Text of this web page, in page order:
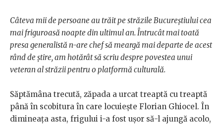
Câteva mii de persoane au trăit pe străzile Bucureștiului cea
mai friguroasă noapte din ultimul an. Întrucât mai toată
presa generalistă n-are chef să meargă mai departe de acest
rând de știre, am hotărât să scriu despre povestea unui
veteran al străzii pentru o platformă culturală.
Săptămâna trecută, zăpada a urcat treaptă cu treaptă
până în scobitura în care locuiește Florian Ghiocel. În
dimineața asta, frigului i-a fost ușor să-l ajungă acolo,